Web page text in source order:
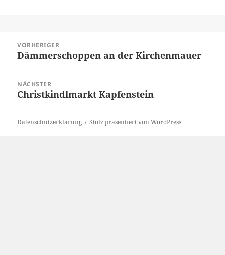
VORHERIGER
Vorheriger
Dämmerschoppen an der Kirchenmauer
NÄCHSTER
Nächster
Christkindlmarkt Kapfenstein
Datenschutzerklärung Stolz präsentiert von WordPress